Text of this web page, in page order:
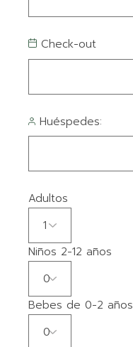
Check-out
Huéspedes:
Adultos
Niños 2-12 años
Bebes de 0-2 años